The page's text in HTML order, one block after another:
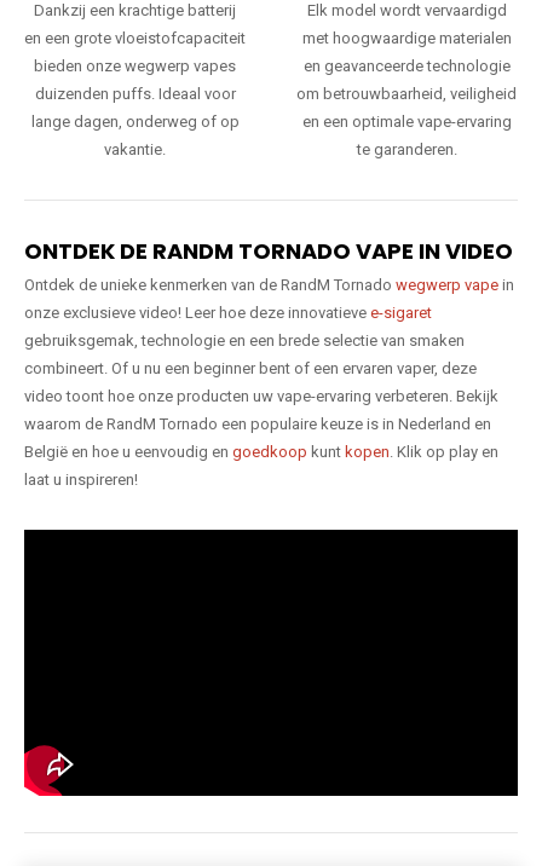
Dankzij een krachtige batterij
en een grote vloeistofcapaciteit
bieden onze wegwerp vapes
duizenden puffs. Ideaal voor
lange dagen, onderweg of op
vakantie.
Elk model wordt vervaardigd
met hoogwaardige materialen
en geavanceerde technologie
om betrouwbaarheid, veiligheid
en een optimale vape-ervaring
te garanderen.
ONTDEK DE RANDM TORNADO VAPE IN VIDEO
Ontdek de unieke kenmerken van de RandM Tornado wegwerp vape in
onze exclusieve video! Leer hoe deze innovatieve e-sigaret
gebruiksgemak, technologie en een brede selectie van smaken
combineert. Of u nu een beginner bent of een ervaren vaper, deze
video toont hoe onze producten uw vape-ervaring verbeteren. Bekijk
waarom de RandM Tornado een populaire keuze is in Nederland en
België en hoe u eenvoudig en goedkoop kunt kopen. Klik op play en
laat u inspireren!